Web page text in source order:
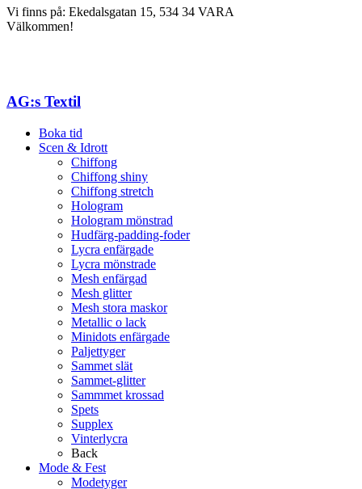
Vi finns på: Ekedalsgatan 15, 534 34 VARA
Välkommen!
AG:s Textil
Boka tid
Scen & Idrott
Chiffong
Chiffong shiny
Chiffong stretch
Hologram
Hologram mönstrad
Hudfärg-padding-foder
Lycra enfärgade
Lycra mönstrade
Mesh enfärgad
Mesh glitter
Mesh stora maskor
Metallic o lack
Minidots enfärgade
Paljettyger
Sammet slät
Sammet-glitter
Sammmet krossad
Spets
Supplex
Vinterlycra
Back
Mode & Fest
Modetyger